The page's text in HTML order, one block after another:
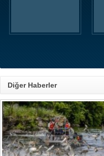
Diğer Haberler